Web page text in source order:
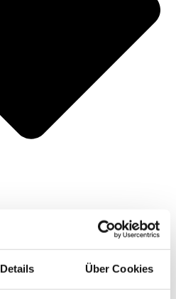
Details Über Cookies